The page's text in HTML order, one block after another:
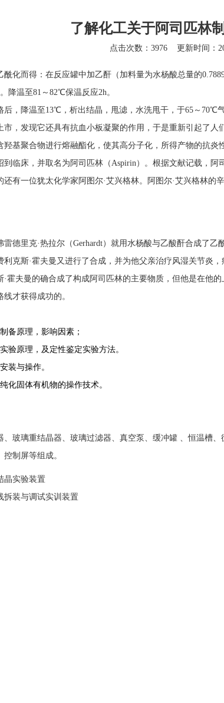
了解化工关于阿司匹林
点击次数：3976 更新时间：
酰化而得：在反应罐中加乙酐（加料量为水杨酸总量的
降温至81～82℃保温反应2h。
后，降温至13℃，析出结晶，甩滤，水洗甩干，于65～70℃
市，发现它还具有抗血小板凝聚的作用，于是重新引起了
羟基聚合物进行熔融酯化，使其高分子化，所得产物的抗炎
到临床，并取名为阿司匹林（Aspirin）。根据文献记载，
还有一位犹太化学家阿图尔·艾兴格林。阿图尔·艾兴格林的
雷德里克·热拉尔（Gerhardt）就用水杨酸与乙酸酐合成了
利克斯·霍夫曼又进行了合成，并为他父亲治疗风湿关节炎
·霍夫曼的确合成了构成阿司匹林的主要物质，但他是在
才获得成功的。
备原理，影响因素；
实验原理，及定性鉴定实验方法。
装与操作。
化固体有机物的操作技术。
、玻璃重结晶器、玻璃过滤器、真空泵、缓冲罐 、恒温槽、
控制屏等组成。
晶实验装置
拆装与调试实训装置